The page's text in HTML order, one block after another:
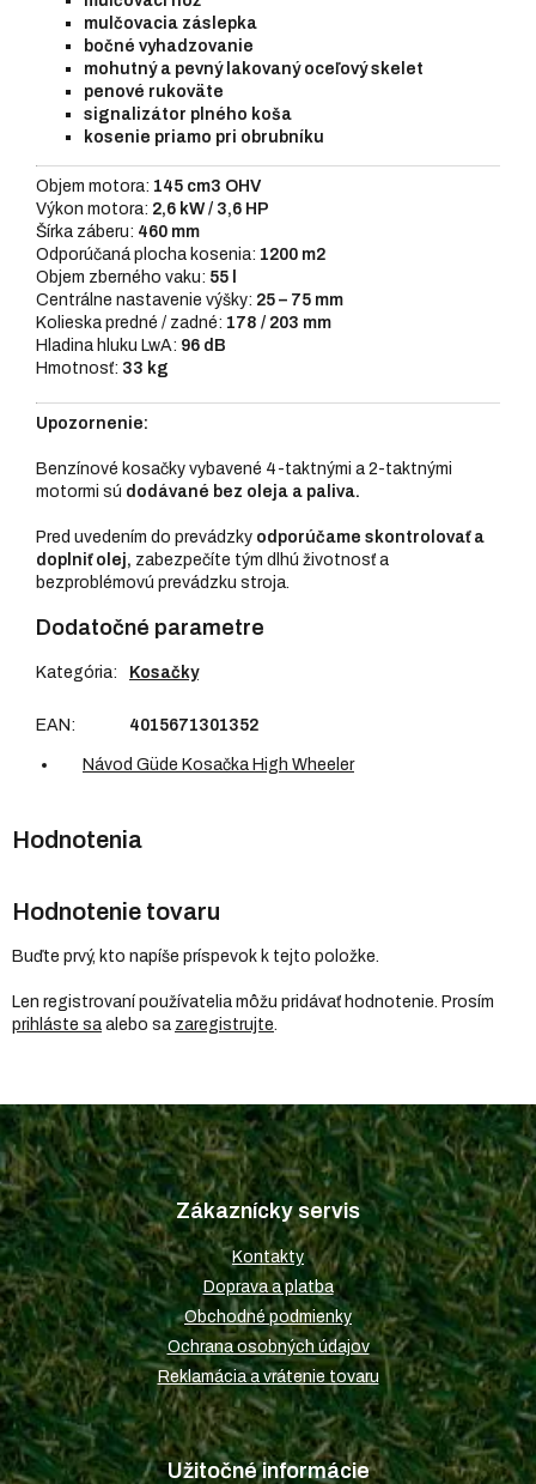
mulčovacia záslepka
bočné vyhadzovanie
mohutný a pevný lakovaný oceľový skelet
penové rukoväte
signalizátor plného koša
kosenie priamo pri obrubníku
Objem motora: 145 cm3 OHV
Výkon motora: 2,6 kW / 3,6 HP
Šírka záberu: 460 mm
Odporúčaná plocha kosenia: 1200 m2
Objem zberného vaku: 55 l
Centrálne nastavenie výšky: 25 – 75 mm
Kolieska predné / zadné: 178 / 203 mm
Hladina hluku LwA: 96 dB
Hmotnosť: 33 kg
Upozornenie:
Benzínové kosačky vybavené 4-taktnými a 2-taktnými
motormi sú dodávané bez oleja a paliva.
Pred uvedením do prevádzky odporúčame skontrolovať a
doplniť olej, zabezpečíte tým dlhú životnosť a
bezproblémovú prevádzku stroja.
Dodatočné parametre
Kategória: Kosačky
EAN : 4015671301352
Návod Güde Kosačka High Wheeler
Hodnotenie tovaru
Buďte prvý, kto napíše príspevok k tejto položke.
Len registrovaní používatelia môžu pridávať hodnotenie. Prosím
prihláste sa alebo sa zaregistrujte
Z
á
p
ä
t
i
e
Zákaznícky servis
Kontakty
Doprava a platba
Obchodné podmienky
Ochrana osobných údajov
Reklamácia a vrátenie tovaru
Užitočné informácie